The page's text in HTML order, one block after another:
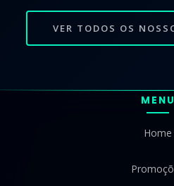
VER TODOS OS
MENU
Home